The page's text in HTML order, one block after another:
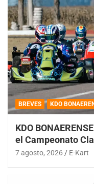
BREVES KDO
KDO
el Campeonato
7 agosto, 2026 E-Kart